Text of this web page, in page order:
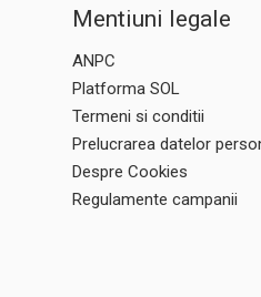
Mentiuni legale
ANPC
Platforma SOL
Termeni si conditii
Prelucrarea datelor
Despre Cookies
Regulamente campanii